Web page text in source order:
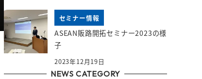
セミナー情報
ASEAN販路開拓セミナー2023の様
子
2023年12月19日
NEWS CATEGORY